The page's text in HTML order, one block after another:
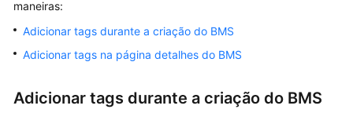
Operações
maneiras:
Adicionar tags durante a criação do BMS
Adicionar tags na página detalhes do BMS
Adicionar tags durante a criação do BMS